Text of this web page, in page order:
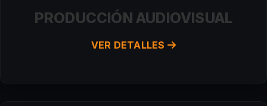
PRODUCCIÓN AUDIOVISUAL
VER DETALLES